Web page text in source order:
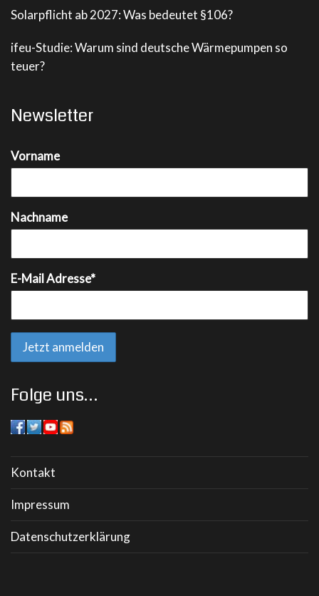
Solarpflicht ab 2027: Was bedeutet §106?
ifeu-Studie: Warum sind deutsche Wärmepumpen so
teuer?
Newsletter
Vorname
Nachname
E-Mail Adresse*
Folge uns…
Kontakt
Impressum
Datenschutzerklärung